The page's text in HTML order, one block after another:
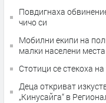
Повдигнаха
чичо си
Мобилни екипи на
малки населени
Стотици се стекоха
Деца откриват
„Кинусайга“ в